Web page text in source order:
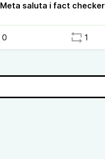
Meta saluta i fact checker
0 1